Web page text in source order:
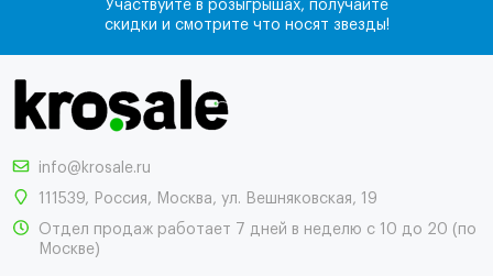
скидки и смотрите что носят звезды!
info@krosale.ru
111539 Россия Москва ул. Вешняковская, 19
Отдел продаж работает 7 дней в неделю с 10 до 20 (по
Москве)